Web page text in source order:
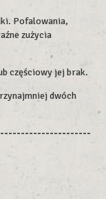
Pofalowania,
zużycia
częściowy jej brak.
dwóch